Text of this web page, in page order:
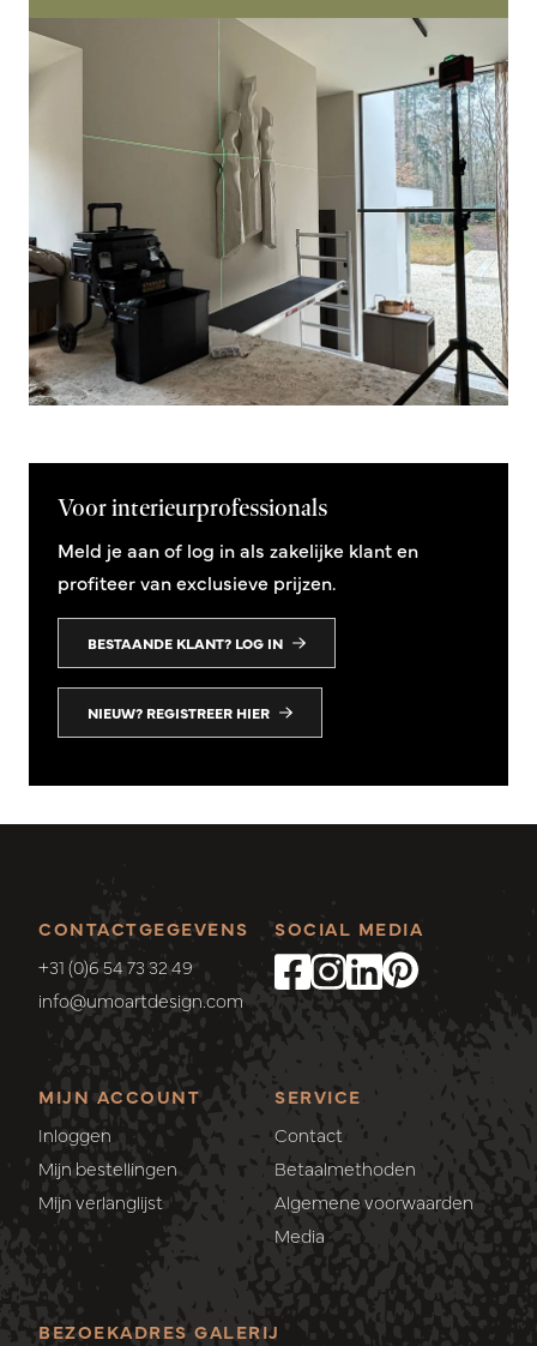
Voor interieurprofessionals
Meld je aan of log in als zakelijke klant en
profiteer van exclusieve prijzen.
BESTAANDE KLANT? LOG IN
NIEUW? REGISTREER HIER
CONTACTGEGEVENS
+31 (0)6 54 73 32 49
info@umoartdesign.com
MIJN ACCOUNT
Inloggen
Mijn bestellingen
Mijn verlanglijst
SERVICE
Contact
Betaalmethoden
Algemene voorwaarden
Media
SOCIAL MEDIA
BEZOEKADRES GALERIJ